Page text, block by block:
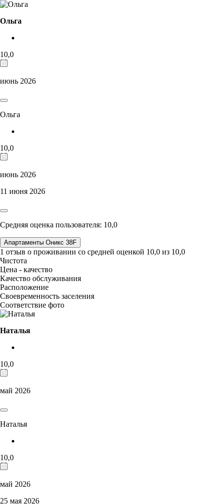
Ольга
10,0
июнь 2026
Ольга
10,0
июнь 2026
11 июня 2026
Средняя оценка пользователя: 10,0
Апартаменты Оникс 38F
1 отзыв о проживании со средней оценкой 10,0 из 10,0
Чистота
Цена - качество
Качество обслуживания
Расположение
Своевременность заселения
Соответствие фото
Наталья
10,0
май 2026
Наталья
10,0
май 2026
25 мая 2026